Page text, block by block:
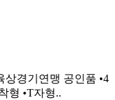
상경기연맹 공인품 •4
형 •T자형..